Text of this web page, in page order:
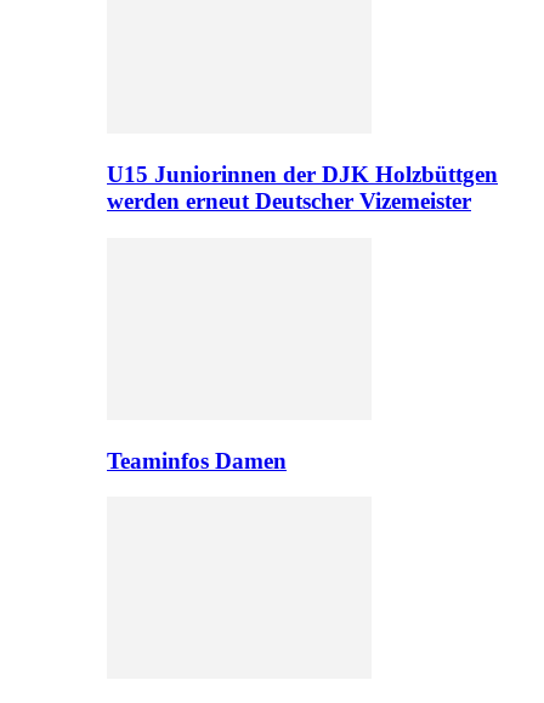
U15 Juniorinnen der DJK Holzbüttgen
werden erneut Deutscher Vizemeister
Teaminfos Damen